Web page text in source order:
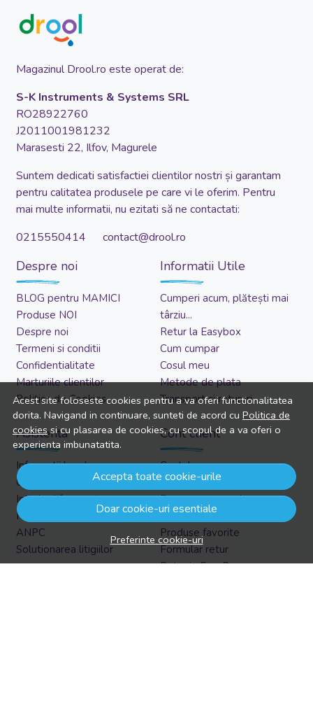
Acest site foloseste cookies pentru a va oferi functionalitatea
dorita. Navigand in continuare, sunteti de acord cu Politica de
cookiessi cu plasarea de cookies, cu scopul de a va oferi o
experienta imbunatatita.
Accepta toate cookie-urile
Doar cookie-uri esentiale
Preferinte cookie-uri
Magazinul Drool.ro este operat de:
S-K Instruments & Systems SRL
RO28922760
J2011001981232
Marasesti 22, Ilfov, Magurele
Suntem dedicati satisfactiei clientilor nostri și garantam
pentru calitatea produsele pe care vi le oferim. Pentru
mai multe informatii, nu ezitati să ne contactati:
0215550414 contact@drool.ro
Despre noi
BLOG pentru MAMICI
Produse NOI
Despre noi
Termeni si conditii
Confidentialitate
Marturiile clientilor
Politica de Cookies
Informatii Utile
Cumperi acum, plătești mai
târziu...
Retur la Easybox
Cum cumpar
Cosul meu
Metode de plata
Transport si retururi
Asistenta
Informatii legale
Contacteaza-ne
Intrebari frecvente
Harta site
ANPC
Solutionarea litigiilor
Cont client
Contul meu
Inregistrare
Recuperare parola
Istoric comenzi
Produse favorite
Formular retur
Retur in EasyBox